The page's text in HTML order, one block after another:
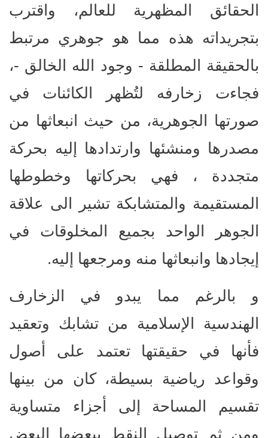
الحقائق المظهرية للعالم، واقترب
بتجريداته هذه مما هو جوهري مرتبط
بالحقيقة المطلقة - وجود الله الخالق -،
فجاءت زخارفه لتُظهر الكائنات في
صورتها الجوهرية، من حيث انبعاثها من
مصدرها ومنشئها وارتدادها إليه بحركة
متجددة ، فهي بحركاتها وخطوطها
المستقيمة والمتشابكة تشير الى علاقة
الجوهر الواحد بجميع المخلوقات في
إيجادها وانبعاثها منه ومرجعها إليه.
و بالرغم مما يبدو في الزخارف
الهندسية الإسلامية من تشابك وتعقيد
فأنها في حقيقتها تعتمد على أصول
وقواعد رياضية بسيطة، كان من بينها
تقسيم المساحة إلى أجزاء متساوية
ومن ثم توصيل النقط ببعضها البعض